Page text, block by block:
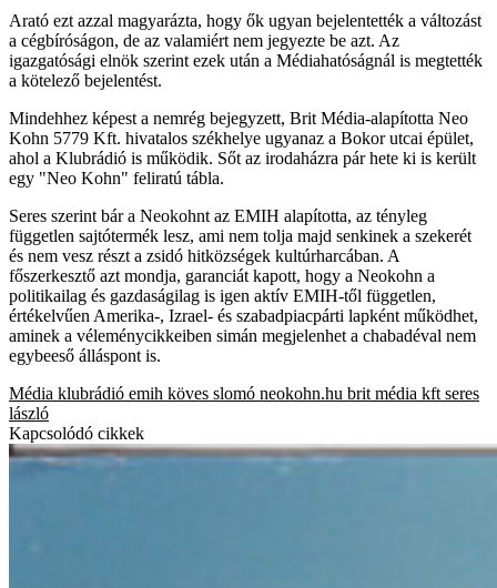
Arató ezt azzal magyarázta, hogy ők ugyan bejelentették a változást
a cégbíróságon, de az valamiért nem jegyezte be azt. Az
igazgatósági elnök szerint ezek után a Médiahatóságnál is megtették
a kötelező bejelentést.
Mindehhez képest a nemrég bejegyzett, Brit Média-alapította Neo
Kohn 5779 Kft. hivatalos székhelye ugyanaz a Bokor utcai épület,
ahol a Klubrádió is működik. Sőt az irodaházra pár hete ki is került
egy "Neo Kohn" feliratú tábla.
Seres szerint bár a Neokohnt az EMIH alapította, az tényleg
független sajtótermék lesz, ami nem tolja majd senkinek a szekerét
és nem vesz részt a zsidó hitközségek kultúrharcában. A
főszerkesztő azt mondja, garanciát kapott, hogy a Neokohn a
politikailag és gazdaságilag is igen aktív EMIH-től független,
értékelvűen Amerika-, Izrael- és szabadpiacpárti lapként működhet,
aminek a véleménycikkeiben simán megjelenhet a chabadéval nem
egybeeső álláspont is.
Média klubrádió emih köves slomó neokohn.hu brit média kft seres
lászló
Kapcsolódó cikkek